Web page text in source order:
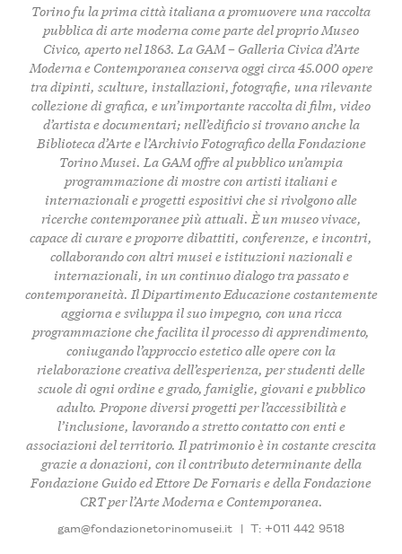
Torinofu la prima città italiana a promuovere unaraccolta
pubblica di arte modernacome parte del proprioMuseo
Civico, aperto nel1863. LaGAM – Galleria Civica d’Arte
Moderna e Contemporaneaconserva oggi circa45.000 opere
tradipinti, sculture, installazioni, fotografie, una rilevante
collezione di grafica, e un’importante raccolta di film, video
d’artistaedocumentari; nell’edificio si trovano anche la
Biblioteca d’Artee l’Archivio FotograficodellaFondazione
Torino Musei. La GAM offre al pubblico un’ampia
programmazione di mostrecon artisti italiani e
internazionali e progetti espositivi che si rivolgono alle
ricerche contemporanee più attuali. È un museo vivace,
capace di curare e proporredibattiti, conferenze, eincontri,
collaborando con altri musei e istituzioni nazionali e
internazionali, in un continuo dialogo trapassatoe
contemporaneità. IlDipartimento Educazionecostantemente
aggiorna e sviluppa il suo impegno, con una ricca
programmazione che facilita il processo di apprendimento,
coniugando l’approccio estetico alle opere con la
rielaborazione creativa dell’esperienza, perstudentidelle
scuole di ogni ordine e grado, famiglie, giovanie pubblico
adulto. Propone diversi progetti per l’accessibilitàe
l’inclusione, lavorando a stretto contatto con enti e
associazioni del territorio. Ilpatrimonioè in costante crescita
grazie adonazioni, con il contributo determinante della
Fondazione Guido ed Ettore De Fornarise dellaFondazione
CRTper l’Arte ModernaeContemporanea.
gam@fondazionetorinomusei.it | T: +011 442 9518